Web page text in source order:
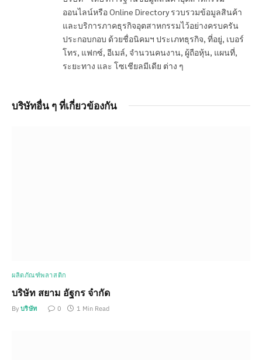
ออนไลน์หรือ Online Directory รวบรวมข้อมูลสินค้า
และบริการภาคธุรกิจอุตสาหกรรมไว้อย่างครบครัน
ประกอบกอบ ด้วยชื่อนิคมฯ ประเภทธุรกิจ, ที่อยู่, เบอร์
โทร, แฟกซ์, อีเมล์, จำนวนคนงาน, ผู้ถือหุ้น, แผนที่,
ระยะทาง และ โซเชียลมีเดีย ต่าง ๆ
บริษัทอื่น ๆ ที่เกี่ยวข้องกัน
ผลิตภัณฑ์พลาสติก
บริษัท สยาม อัฐกร จำกัด
By บริษัท 0 1 Min Read